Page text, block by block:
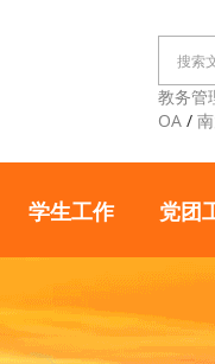
教务管
OA /
学生工作 党团